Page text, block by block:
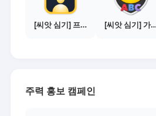
[씨앗 심기] 프로필 사진 등록하기 [씨앗 심기] 가이드보기 - 매
주력 홍보 캠페인